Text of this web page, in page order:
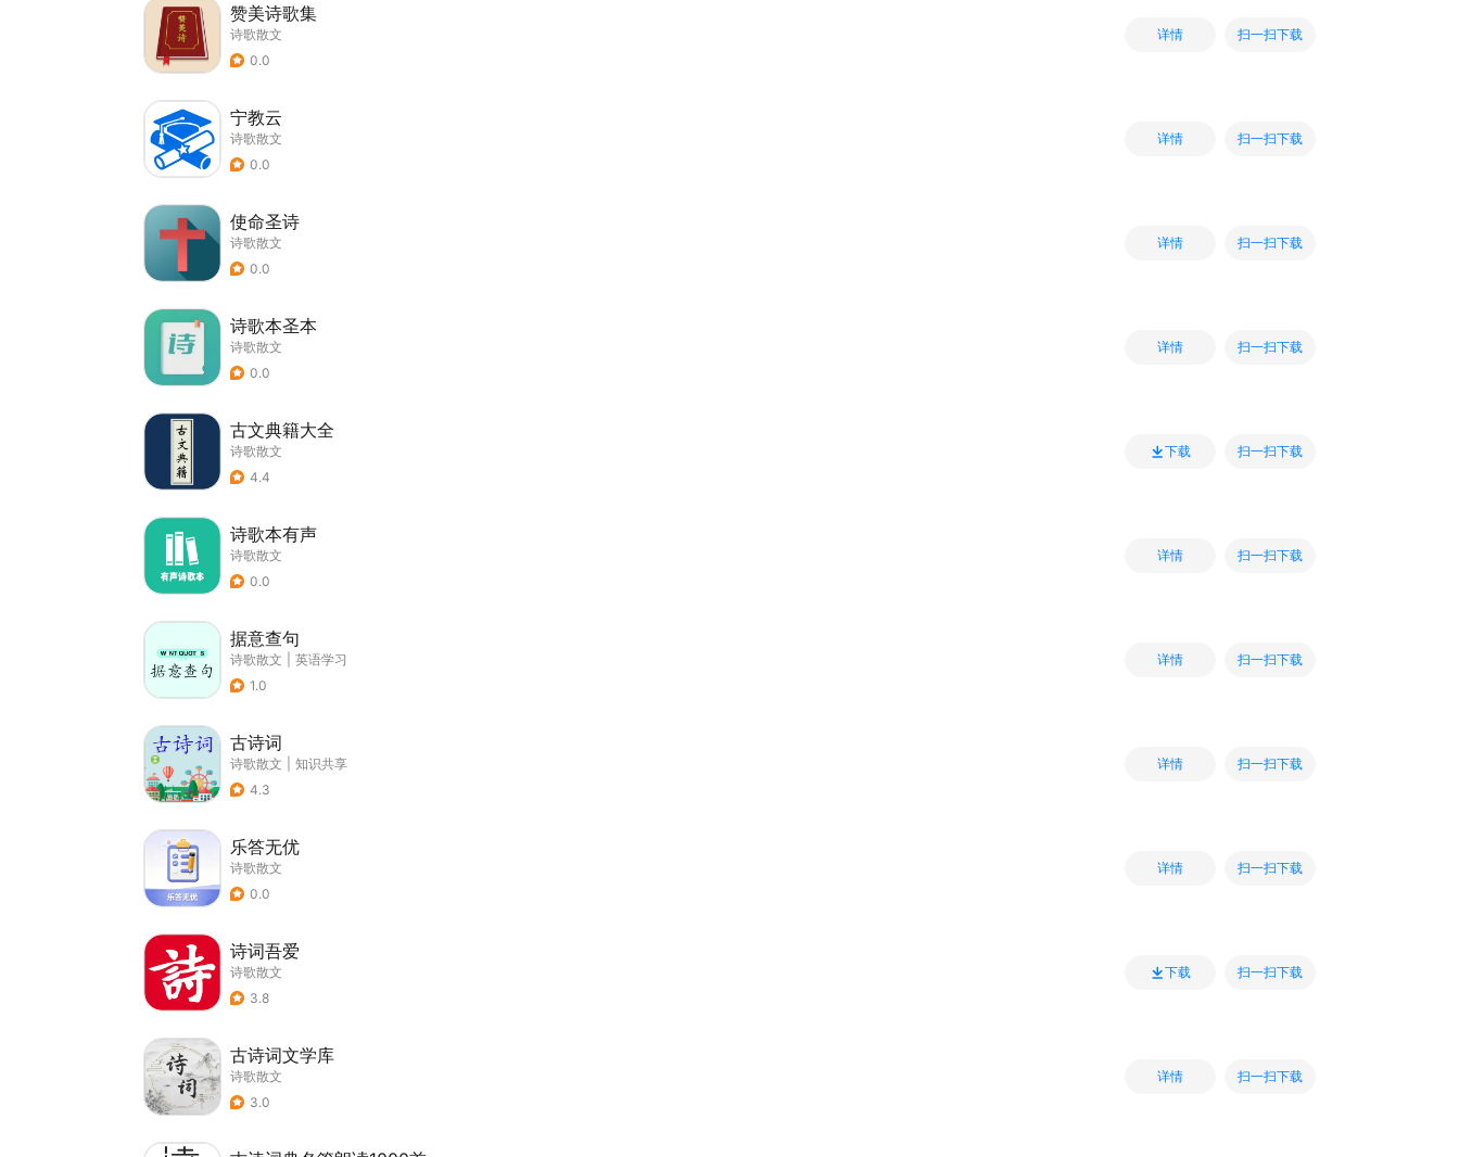
赞美诗歌集
诗歌散文
0.0
详情 扫一扫下载
宁教云
诗歌散文
0.0
详情 扫一扫下载
使命圣诗
诗歌散文
0.0
详情 扫一扫下载
诗歌本圣本
诗歌散文
0.0
详情 扫一扫下载
古文典籍大全
诗歌散文
4.4
下载 扫一扫下载
诗歌本有声
诗歌散文
0.0
详情 扫一扫下载
据意查句
诗歌散文
英语学习
1.0
详情 扫一扫下载
古诗词
诗歌散文
知识共享
4.3
详情 扫一扫下载
乐答无优
诗歌散文
0.0
详情 扫一扫下载
诗词吾爱
诗歌散文
3.8
下载 扫一扫下载
古诗词文学库
诗歌散文
3.0
详情 扫一扫下载